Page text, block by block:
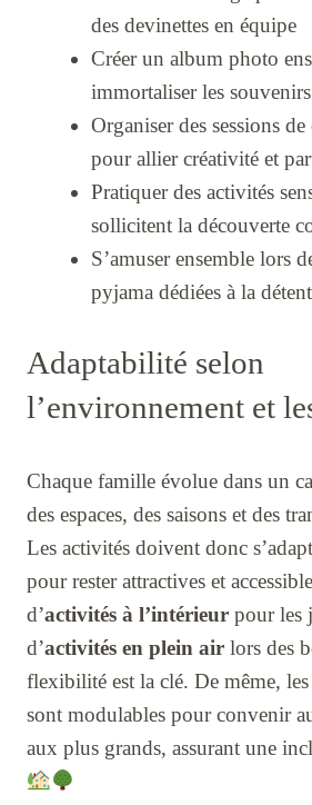
des devinettes en équipe
Créer un album photo
immortaliser les souvenirs
Organiser des sessions
pour allier créativité et
Pratiquer des activités
sollicitent la découverte
S’amuser ensemble lors
pyjama dédiées à la
Adaptabilité selon
l’environnement et
Chaque famille évolue dans un
des espaces, des saisons et des
Les activités doivent donc
pour rester attractives et
d’activités à l’intérieur pour les
d’activités en plein air lors des
flexibilité est la clé. De même,
sont modulables pour convenir
aux plus grands, assurant une